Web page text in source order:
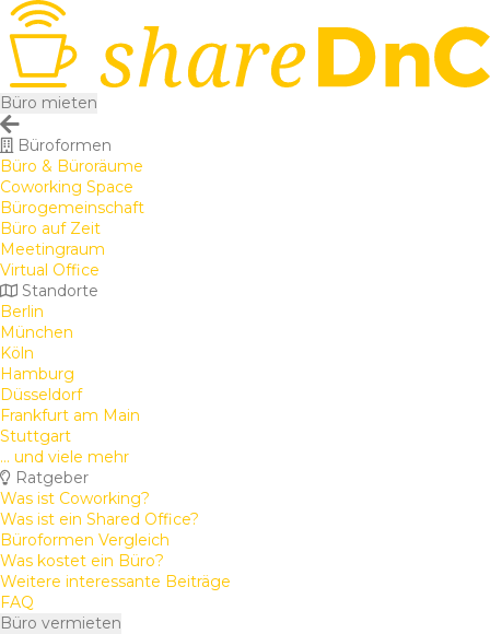
Büro mieten
Büroformen
Büro & Büroräume
Coworking Space
Bürogemeinschaft
Büro auf Zeit
Meetingraum
Virtual Office
Standorte
Berlin
München
Köln
Hamburg
Düsseldorf
Frankfurt am Main
Stuttgart
... und viele mehr
Ratgeber
Was ist Coworking?
Was ist ein Shared Office?
Büroformen Vergleich
Was kostet ein Büro?
Weitere interessante Beiträge
FAQ
Büro vermieten